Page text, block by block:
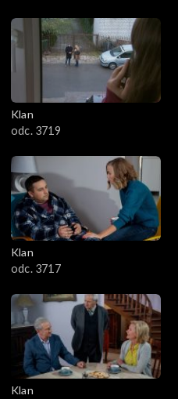
Klan
odc. 3719
Klan
odc. 3717
Klan